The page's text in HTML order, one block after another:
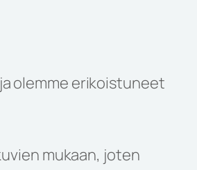
olemme erikoistuneet
mukaan, joten